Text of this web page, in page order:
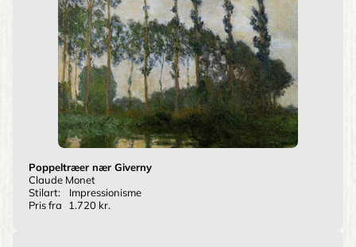
Poppeltræer nær Giverny
Claude Monet
Stilart:
Impressionisme
Pris fra
1.720 kr.